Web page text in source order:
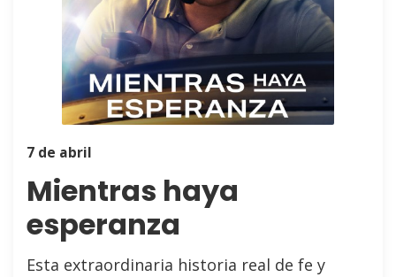
7 de abril
Mientras haya
esperanza
Esta extraordinaria historia real de fe y